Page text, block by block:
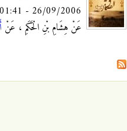
26/09/2006 - 01:41
عَنْ هِشَامِ بْنِ الْحَكَمِ ، عَنْ